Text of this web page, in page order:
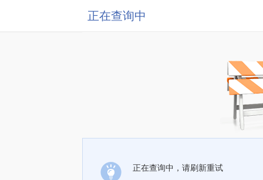
正在查询中
正在查询中，请刷新重试